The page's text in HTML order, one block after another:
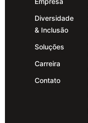
Diversidade
& Inclusão
Soluções
Carreira
Contato